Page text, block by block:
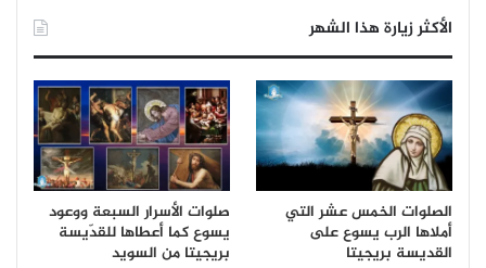
الأكثر زيارة هذا الشهر
الصلوات الخمس عشر التي
أملاها الرب يسوع على
القديسة بريجيتا
صلوات الأسرار السبعة ووعود
يسوع كما أعطاها للقدّيسة
بريجيتا من السويد